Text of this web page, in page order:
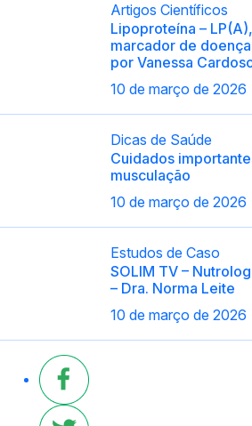
Artigos Científicos
Lipoproteína –
marcador de
por Vanessa
10 de março de 2026
Dicas de Saúde
Cuidados
musculação
10 de março de 2026
Estudos de Caso
SOLIM TV –
– Dra. Norma Leite
10 de março de 2026